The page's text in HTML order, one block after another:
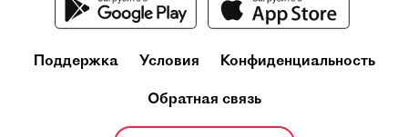
Поддержка Условия Конфиденциальность
Обратная связь